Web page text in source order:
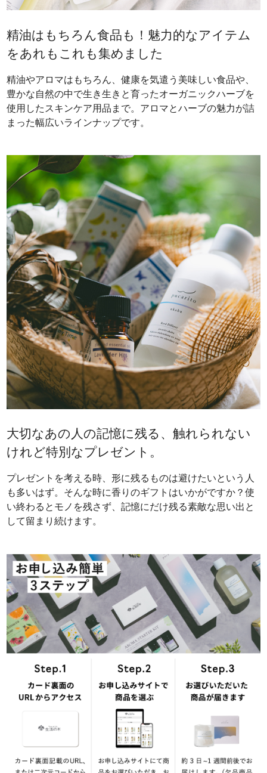
精油はもちろん食品も！魅力的なアイテム
をあれもこれも集めました
精油やアロマはもちろん、健康を気遣う美味しい食品や、
豊かな自然の中で生き生きと育ったオーガニックハーブを
使用したスキンケア用品まで。アロマとハーブの魅力が詰
まった幅広いラインナップです。
大切なあの人の記憶に残る、触れられない
けれど特別なプレゼント。
プレゼントを考える時、形に残るものは避けたいという人
も多いはず。そんな時に香りのギフトはいかがですか？使
い終わるとモノを残さず、記憶にだけ残る素敵な思い出と
して留まり続けます。